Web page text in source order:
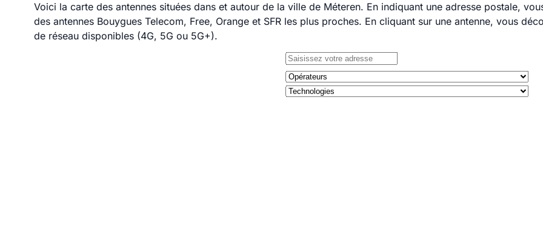
Voici la carte des antennes situées dans et autour de la ville de Méteren. En indiquant une adresse postale,
des antennes Bouygues Telecom, Free, Orange et SFR les plus proches. En cliquant sur une antenne, vous
de réseau disponibles (4G, 5G ou 5G+).